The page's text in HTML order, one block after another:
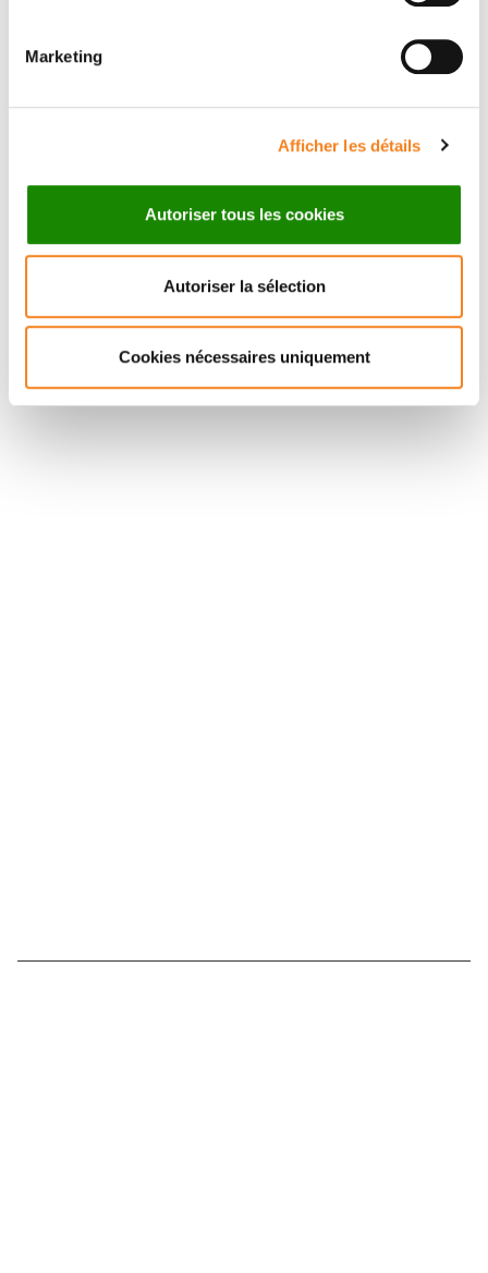
Marketing
Afficher les détails
Autoriser tous les cookies
Autoriser la sélection
Cookies nécessaires uniquement
POUPONNOT
Directeur de recherche
CNRS
ALMOUZNI
Directeur de recherche
CNRS